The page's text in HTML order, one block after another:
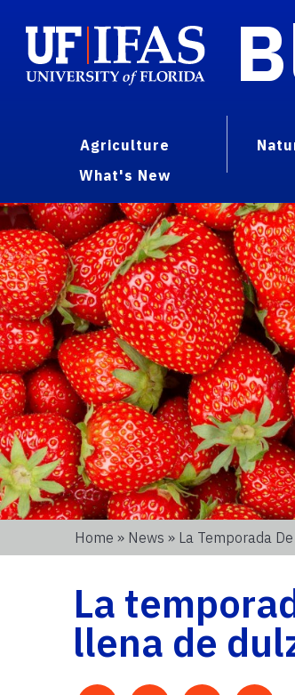
Agriculture
What's New
Home » News » La Temporada
La
llena de